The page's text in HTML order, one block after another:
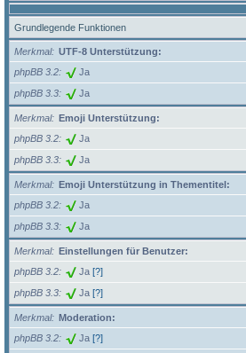
Grundlegende Funktionen
Merkmal
UTF-8 Unterstützung:
phpBB 3.2
Ja
phpBB 3.3 Ja
Merkmal
Emoji Unterstützung:
phpBB 3.2
Ja
phpBB 3.3 Ja
Merkmal
Emoji Unterstützung in Thementitel:
phpBB 3.2
Ja
phpBB 3.3 Ja
Merkmal
Einstellungen für Benutzer:
phpBB 3.2
Ja [?]
phpBB 3.3 Ja [?]
Merkmal
Moderation:
phpBB 3.2
Ja [?]